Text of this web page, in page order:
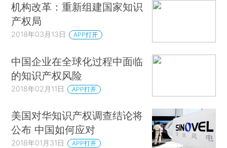
机构改革：重新组建国家知识
产权局
2018年03月13日 APP打开
中国企业在全球化过程中面临
的知识产权风险
2018年02月11日 APP打开
美国对华知识产权调查结论将
公布 中国如何应对
2018年01月31日 APP打开